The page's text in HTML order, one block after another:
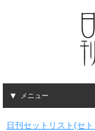
メニュー
日刊セットリスト(セ